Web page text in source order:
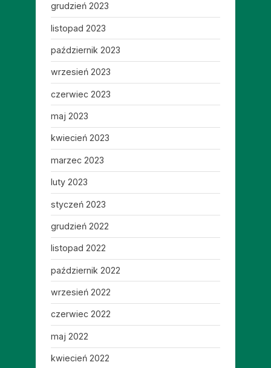
grudzień 2023
listopad 2023
październik 2023
wrzesień 2023
czerwiec 2023
maj 2023
kwiecień 2023
marzec 2023
luty 2023
styczeń 2023
grudzień 2022
listopad 2022
październik 2022
wrzesień 2022
czerwiec 2022
maj 2022
kwiecień 2022